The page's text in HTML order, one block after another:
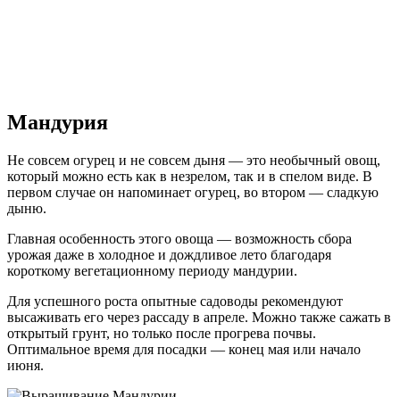
Мандурия
Не совсем огурец и не совсем дыня — это необычный овощ,
который можно есть как в незрелом, так и в спелом виде. В
первом случае он напоминает огурец, во втором — сладкую
дыню.
Главная особенность этого овоща — возможность сбора
урожая даже в холодное и дождливое лето благодаря
короткому вегетационному периоду мандурии.
Для успешного роста опытные садоводы рекомендуют
высаживать его через рассаду в апреле. Можно также сажать в
открытый грунт, но только после прогрева почвы.
Оптимальное время для посадки — конец мая или начало
июня.